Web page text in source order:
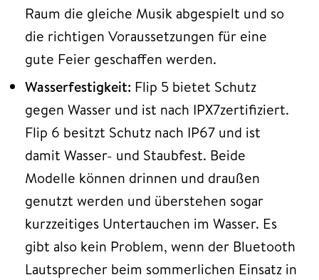
Raum die gleiche Musik abgespielt und so
die richtigen Voraussetzungen für eine
gute Feier geschaffen werden.
Wasserfestigkeit: Flip 5 bietet Schutz
gegen Wasser und ist nach IPX7zertifiziert.
Flip 6 besitzt Schutz nach IP67 und ist
damit Wasser- und Staubfest. Beide
Modelle können drinnen und draußen
genutzt werden und überstehen sogar
kurzzeitiges Untertauchen im Wasser. Es
gibt also kein Problem, wenn der Bluetooth
Lautsprecher beim sommerlichen Einsatz in